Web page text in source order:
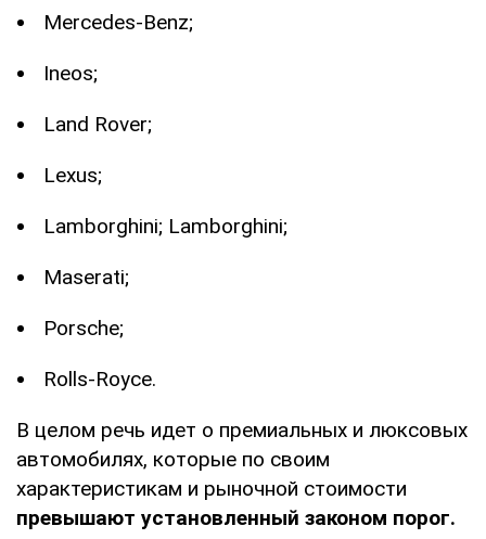
Mercedes-Benz;
Ineos;
Land Rover;
Lexus;
Lamborghini; Lamborghini;
Maserati;
Porsche;
Rolls-Royce.
В целом речь идет о премиальных и люксовых
автомобилях, которые по своим
характеристикам и рыночной стоимости
превышают установленный законом порог.